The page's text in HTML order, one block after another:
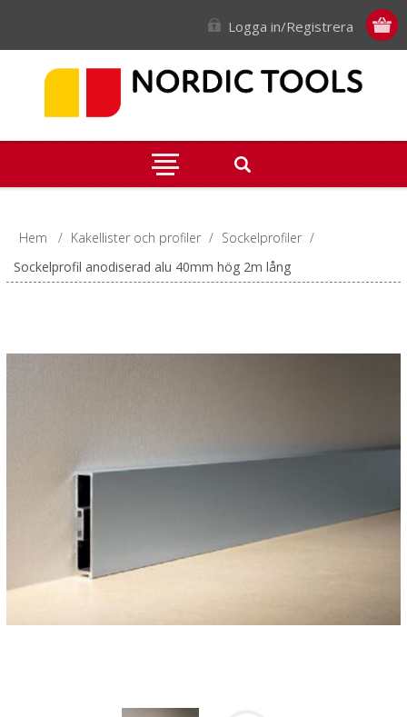
Logga in/Registrera
Hem / Kakellister och profiler / Sockelprofiler /
Sockelprofil anodiserad alu 40mm hög 2m lång